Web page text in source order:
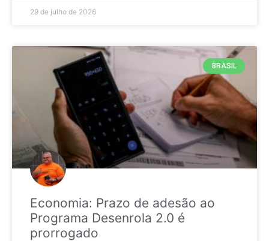
29 de julho de 2026
BRASIL
Economia: Prazo de adesão ao
Programa Desenrola 2.0 é
prorrogado